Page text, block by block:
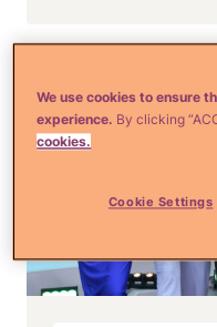
We use cookies to ensure
experience. By clicking
cookies.
Cookie Settings